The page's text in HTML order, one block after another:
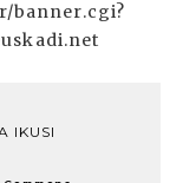
banner.cgi?
IKUSI